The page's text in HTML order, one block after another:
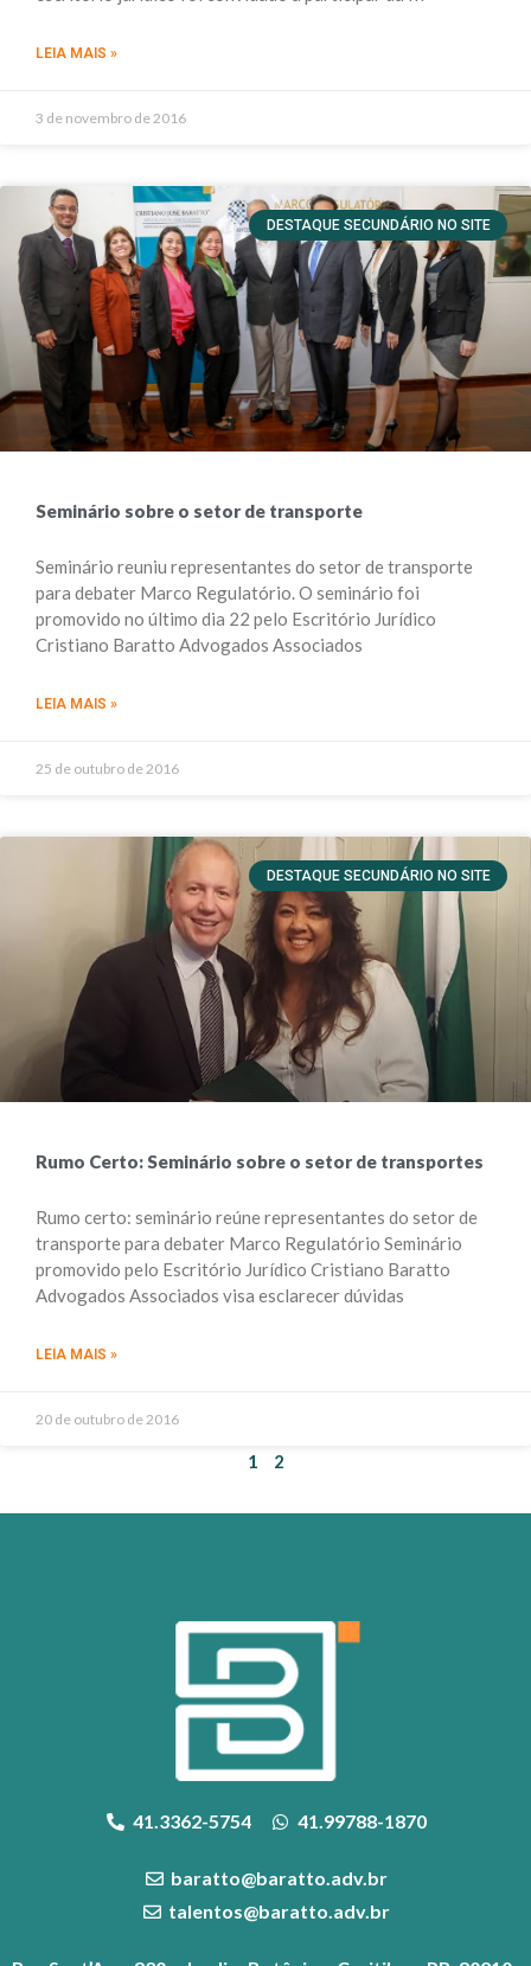
LEIA MAIS »
3 de novembro de 2016
DESTAQUE SECUNDÁRIO NO SITE
Seminário sobre o setor de transporte
Seminário reuniu representantes do setor de transporte
para debater Marco Regulatório. O seminário foi
promovido no último dia 22 pelo Escritório Jurídico
Cristiano Baratto Advogados Associados
LEIA MAIS »
25 de outubro de 2016
DESTAQUE SECUNDÁRIO NO SITE
Rumo Certo: Seminário sobre o setor de transportes
Rumo certo: seminário reúne representantes do setor de
transporte para debater Marco Regulatório Seminário
promovido pelo Escritório Jurídico Cristiano Baratto
Advogados Associados visa esclarecer dúvidas
LEIA MAIS »
20 de outubro de 2016
1 2
41.3362-5754 41.99788-1870
baratto@baratto.adv.br
talentos@baratto.adv.br